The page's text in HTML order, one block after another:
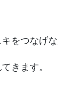
をつなげな
きます。